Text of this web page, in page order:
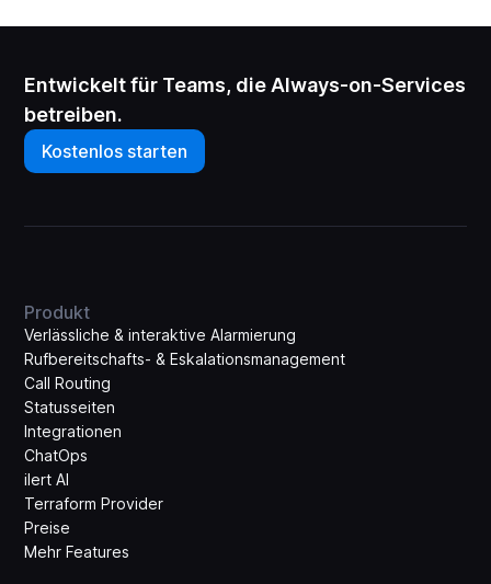
Entwickelt für Teams, die Always-on-Services
betreiben.
Kostenlos starten
Produkt
Verlässliche & interaktive Alarmierung
Rufbereitschafts- & Eskalations­management
Call Routing
Statusseiten
Integrationen
ChatOps
ilert AI
Terraform Provider
Preise
Mehr Features